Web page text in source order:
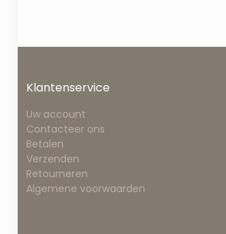
Klantenservice
Uw account
Contacteer ons
Betalen
Verzenden
Retourneren
Algemene voorwaarden